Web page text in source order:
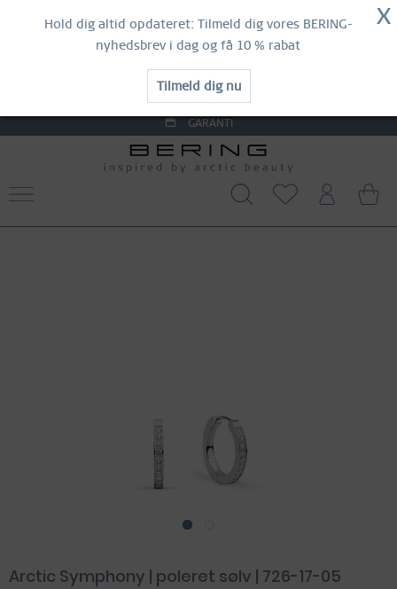
X
Hold dig altid opdateret: Tilmeld dig vores BERING-
nyhedsbrev i dag og få 10 % rabat
Tilmeld dig nu
SKYND DIG AT SIKRE DIG DINE
FAVORITTER!
FORÅRSUDSALG | OP TIL 70 % RABAT
SHOP NOW
GARANTI
KONTAKT OS
Arctic Symphony | poleret sølv | 726-17-05